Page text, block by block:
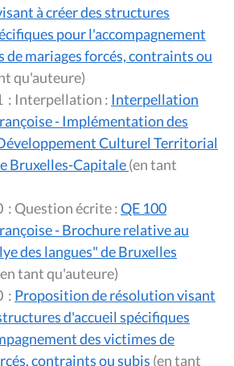
à créer des structures
pour l'accompagnement
de mariages forcés, contraints ou
(en tant qu'auteure)
: Interpellation : Interpellation
- Implémentation des
Culturel Territorial
Bruxelles-Capitale(en tant
: Question écrite :QE 100
- Brochure relative au
des langues" de Bruxelles
(en tant qu'auteure)
: Proposition de résolution visant
d'accueil spécifiques
des victimes de
contraints ou subis (en tant